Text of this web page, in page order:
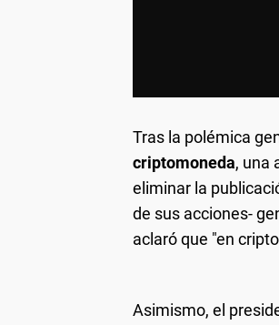
Tras la polémica
criptomoneda, una
eliminar la
de sus acciones-
aclaró que "en
Asimismo, el